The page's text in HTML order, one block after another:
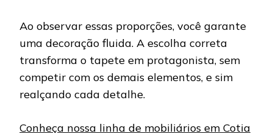
Ao observar essas proporções, você garante
uma decoração fluida. A escolha correta
transforma o tapete em protagonista, sem
competir com os demais elementos, e sim
realçando cada detalhe.
Conheça nossa linha de mobiliários em Cotia